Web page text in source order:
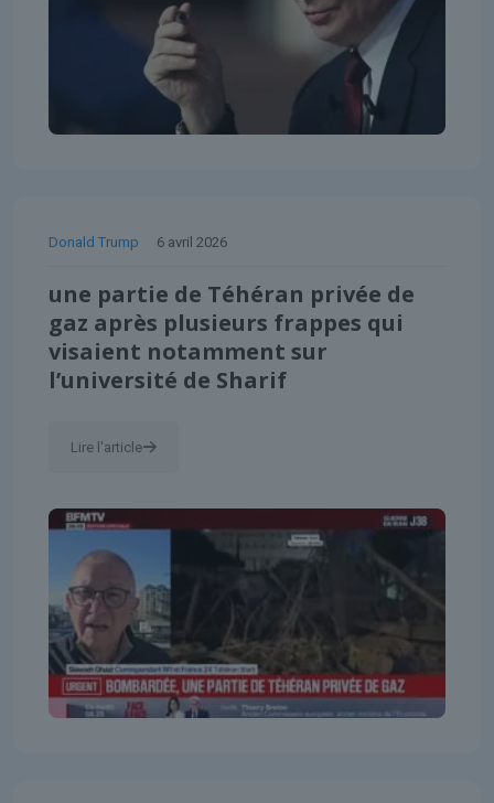
Donald Trump 6 avril 2026
une partie de Téhéran privée de
gaz après plusieurs frappes qui
visaient notamment sur
l’université de Sharif
Lire l'article